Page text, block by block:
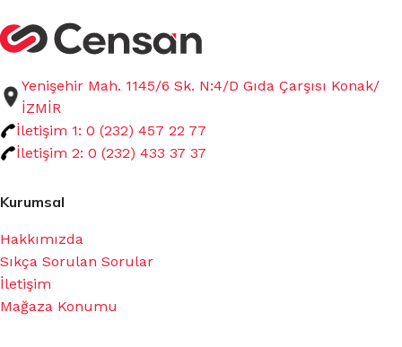
Yenişehir Mah. 1145/6 Sk. N:4/D Gıda Çarşısı Konak/
İZMİR
İletişim 1: 0 (232) 457 22 77
İletişim 2: 0 (232) 433 37 37
Kurumsal
Hakkımızda
Sıkça Sorulan Sorular
İletişim
Mağaza Konumu